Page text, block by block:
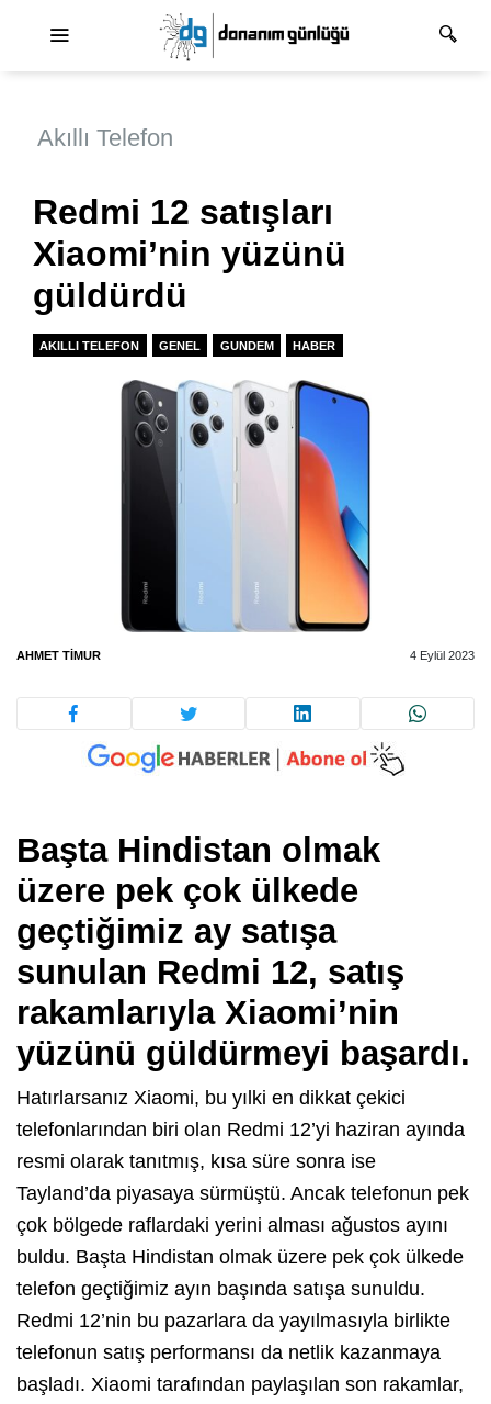
Akıllı Telefon
Redmi 12 satışları
Xiaomi’nin yüzünü
güldürdü
AKILLI TELEFON GENEL GUNDEM HABER
AHMET TIMUR 4 Eylül 2023
Başta Hindistan olmak
üzere pek çok ülkede
geçtiğimiz ay satışa
sunulan Redmi 12, satış
rakamlarıyla Xiaomi’nin
yüzünü güldürmeyi başardı.
Hatırlarsanız Xiaomi, bu yılki en dikkat çekici
telefonlarından biri olan Redmi 12’yi haziran ayında
resmi olarak tanıtmış, kısa süre sonra ise
Tayland’da piyasaya sürmüştü. Ancak telefonun pek
çok bölgede raflardaki yerini alması ağustos ayını
buldu. Başta Hindistan olmak üzere pek çok ülkede
telefon geçtiğimiz ayın başında satışa sunuldu.
Redmi 12’nin bu pazarlara da yayılmasıyla birlikte
telefonun satış performansı da netlik kazanmaya
başladı. Xiaomi tarafından paylaşılan son rakamlar,